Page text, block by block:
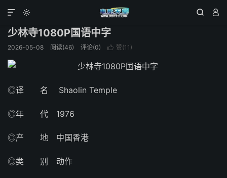
  

动作片 
少林寺1080P国语中字
2026-05-08 阅读(46) 评论(0)  赞(11 )
◎译 名 Shaolin Temple
◎年 代 1976
◎产 地 中国香港
◎类 别 动作